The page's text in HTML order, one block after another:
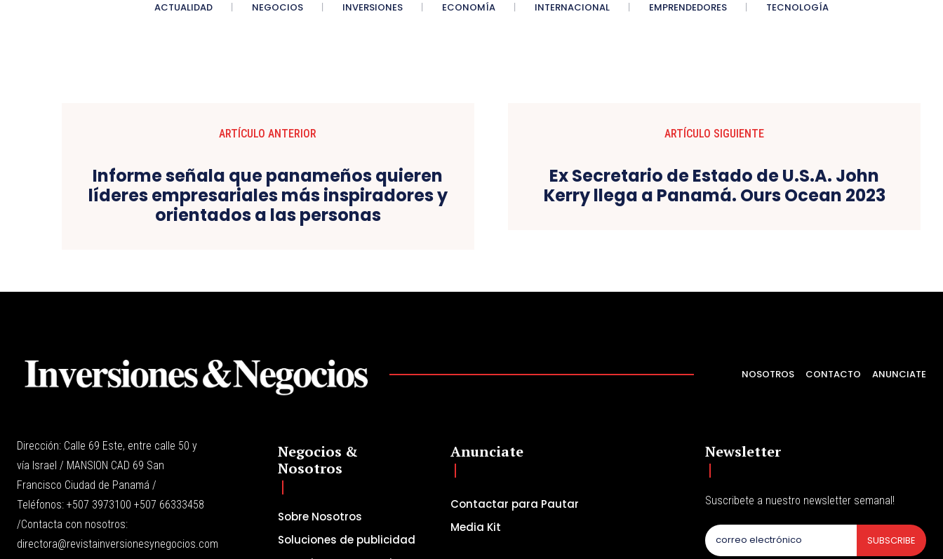
ACTUALIDAD NEGOCIOS INVERSIONES ECONOMÍA INTERNACIONAL EMPRENDEDORES TECNOLOGÍA
ARTÍCULO ANTERIOR
Informe señala que panameños quieren
líderes empresariales más inspiradores y
orientados a las personas
ARTÍCULO SIGUIENTE
Ex Secretario de Estado de U.S.A. John
Kerry llega a Panamá. Ours Ocean 2023
NOSOTROS CONTACTO ANUNCIATE
Dirección: Calle 69 Este, entre calle 50 y
vía Israel / MANSION CAD 69 San
Francisco Ciudad de Panamá /
Teléfonos: +507 3973100 +507 66333458
/Contacta con nosotros:
directora@revistainversionesynegocios.com
Negocios &
Nosotros
Sobre Nosotros
Soluciones de publicidad
Anunciate
Contactar para Pautar
Media Kit
Newsletter
Suscribete a nuestro newsletter semanal!
SUBSCRIBE